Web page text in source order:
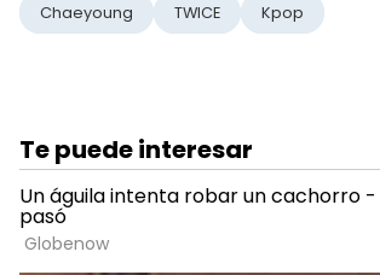
Chaeyoung TWICE Kpop